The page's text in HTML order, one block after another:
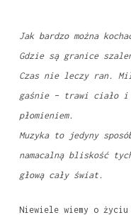
Jak bardzo można
Gdzie są granice
Czas nie leczy ran.
gaśnie – trawi ciało i
płomieniem.
Muzyka to jedyny
namacalną bliskość
głową cały świat.
Niewiele wiemy o życiu